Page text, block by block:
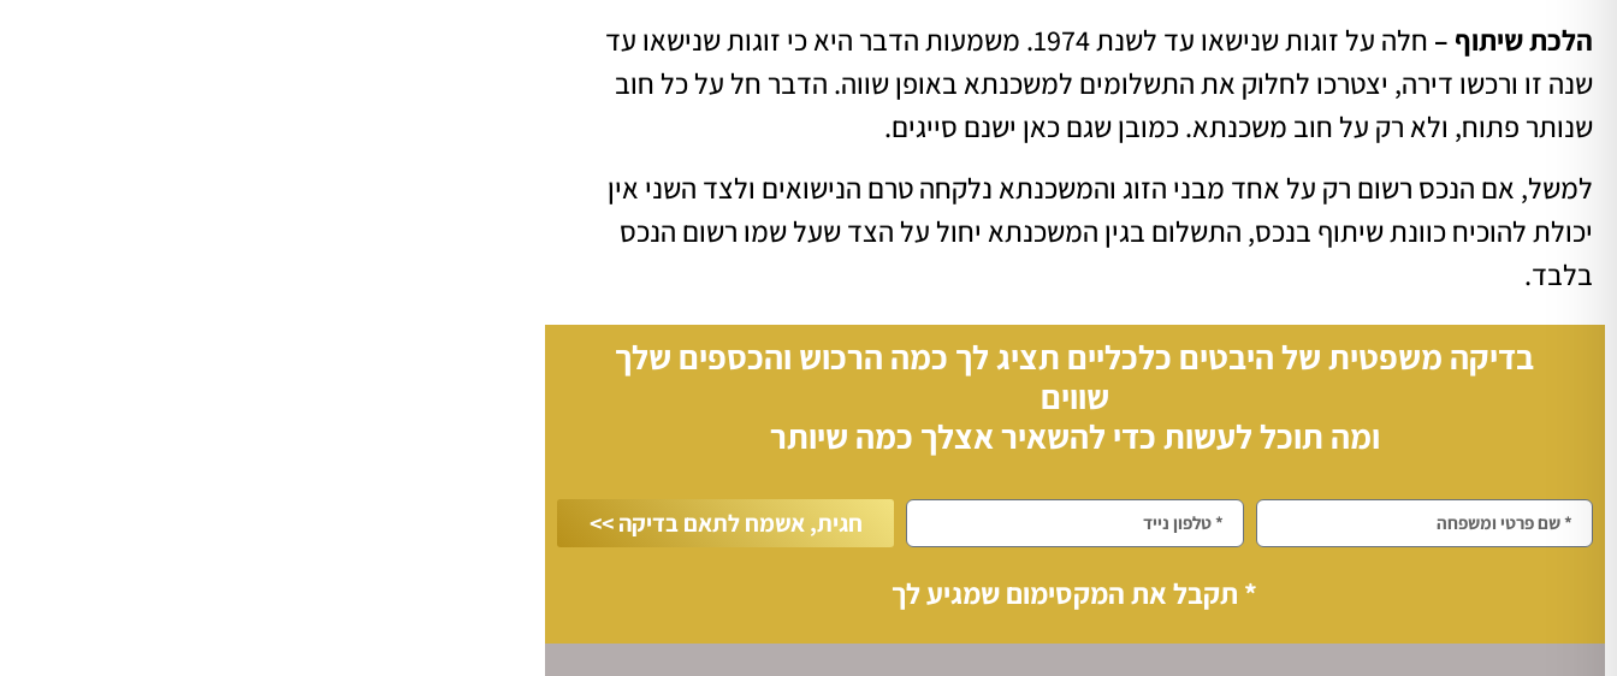
הלכת שיתוף –
חלה על זוגות שנישאו עד לשנת 1974. משמעות הדבר היא כי זוגות שנישאו עד
שנה זו ורכשו דירה, יצטרכו לחלוק את התשלומים למשכנתא באופן שווה. הדבר חל על כל חוב
שנותר פתוח, ולא רק על חוב משכנתא. כמובן שגם כאן ישנם סייגים.
למשל, אם הנכס רשום רק על אחד מבני הזוג והמשכנתא נלקחה טרם הנישואים ולצד השני אין
יכולת להוכיח כוונת שיתוף בנכס, התשלום בגין המשכנתא יחול על הצד שעל שמו רשום הנכס
בלבד.
בדיקה משפטית של היבטים כלכליים תציג לך כמה הרכוש והכספים שלך
שווים
ומה תוכל לעשות כדי להשאיר אצלך כמה שיותר
חגית, אשמח לתאם בדיקה >>
* תקבל את המקסימום שמגיע לך